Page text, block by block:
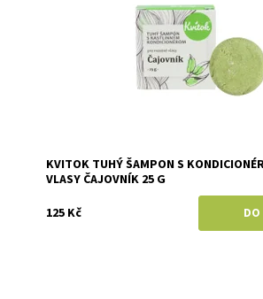
KVITOK TUHÝ ŠAMPON S
VLASY ČAJOVNÍK 25 G
125 Kč